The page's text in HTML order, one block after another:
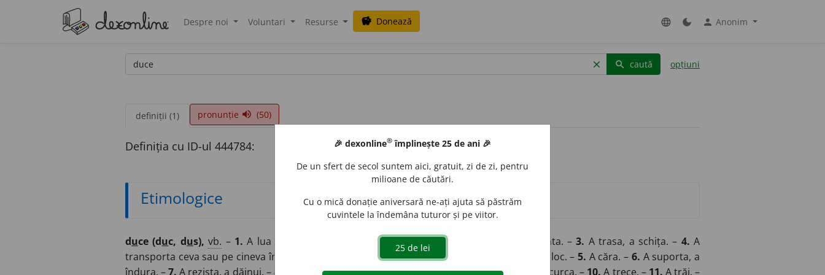
Despre noi Voluntari Resurse savings Donează language dark_mode person Anonim
clear search caută opțiuni
definiții (1) pronunție volume_up (50)
Definiția cu ID-ul 444784:
Etimologice
duce (duc, dus), vb. – 1. A lua cu sine pe cineva spre a-l conduce. – A călăuzi, a orienta. –3. A trasa, a schița. – 4. A
transporta ceva sau pe cineva într-un anumit loc, a lua ceva sau pe cineva și a-l pune în alt loc. – 5. A căra. – 6. A suporta, a
îndura. –7. A rezista, a dăinui. –8. A face să reziste, a face să dăinuie. –9.(Arg.) A înșela, a încurca. – 10. A trece. – 11. A trăi. –
🎉 dexonline® împlinește 25 de ani 🎉
De un sfert de secol suntem aici, gratuit, zi de zi, pentru
milioane de căutări.
Cu o mică donație aniversară ne-ați ajuta să păstrăm
cuvintele la îndemâna tuturor și pe viitor.